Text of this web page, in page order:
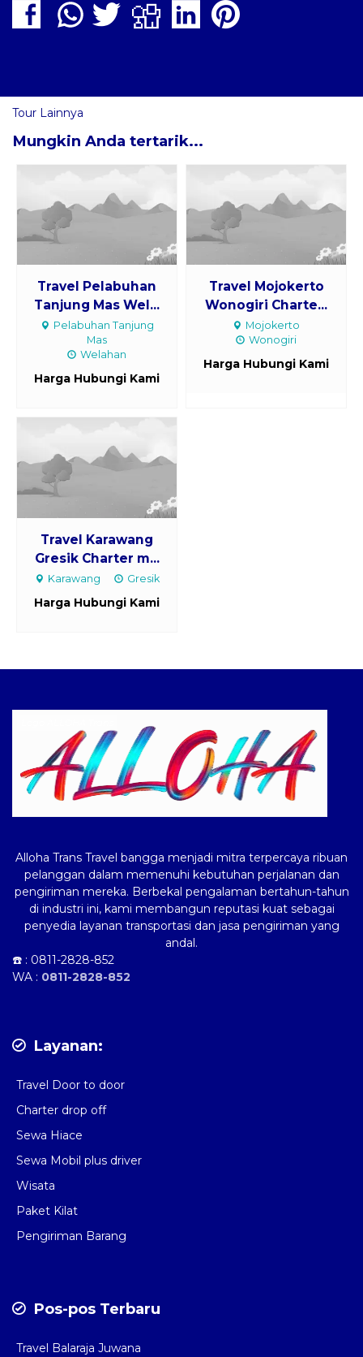
Tour Lainnya
Mungkin Anda tertarik...
Travel Pelabuhan
Tanjung Mas Wel...
Pelabuhan Tanjung
Mas
Welahan
Harga Hubungi Kami
Travel Mojokerto
Wonogiri Charte...
Mojokerto
Wonogiri
Harga Hubungi Kami
Travel Karawang
Gresik Charter m...
Karawang Gresik
Harga Hubungi Kami
Alloha Trans Travel bangga menjadi mitra terpercaya ribuan
pelanggan dalam memenuhi kebutuhan perjalanan dan
pengiriman mereka. Berbekal pengalaman bertahun-tahun
di industri ini, kami membangun reputasi kuat sebagai
penyedia layanan transportasi dan jasa pengiriman yang
andal.
☎️ : 0811-2828-852
WA : 0811-2828-852
Layanan:
Travel Door to door
Charter drop off
Sewa Hiace
Sewa Mobil plus driver
Wisata
Paket Kilat
Pengiriman Barang
Pos-pos Terbaru
Travel Balaraja Juwana